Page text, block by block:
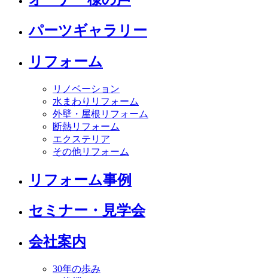
パーツギャラリー
リフォーム
リノベーション
水まわりリフォーム
外壁・屋根リフォーム
断熱リフォーム
エクステリア
その他リフォーム
リフォーム事例
セミナー・見学会
会社案内
30年の歩み